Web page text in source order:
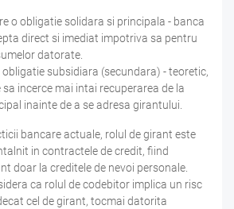
o obligatie solidara si principala - banca
direct si imediat impotriva sa pentru
datorate.
subsidiara (secundara) - teoretic,
incerce mai intai recuperarea de la
inainte de a se adresa girantului.
bancare actuale, rolul de girant este
in contractele de credit, fiind
doar la creditele de nevoi personale.
ca rolul de codebitor implica un risc
cel de girant, tocmai datorita